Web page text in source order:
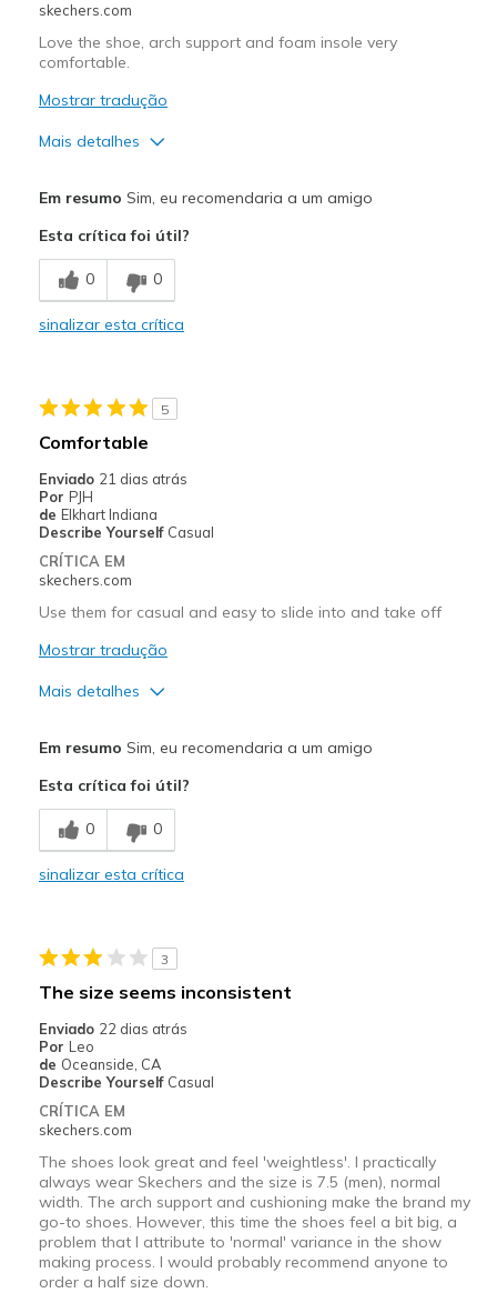
Travel
Sizing
skechers.com
Love the shoe, arch support and foam insole very
comfortable.
Mostrar tradução
Mais detalhes
Breathe Well
Comfortable
Going Out
Width
Sizing
Feels true to size
View On Shoes
Em resumo Sim, eu recomendaria a um amigo
Esta crítica foi útil?
0 0
sinalizar esta crítica
5
Comfortable
Enviado 21 dias atrás
Por PJH
de Elkhart Indiana
Describe Yourself Casual
CRÍTICA EM
skechers.com
Use them for casual and easy to slide into and take off
Mostrar tradução
Mais detalhes
Melhores utilizações
Casual Wear
View On Shoes
Shoes are for Wearing
Em resumo Sim, eu recomendaria a um amigo
Esta crítica foi útil?
0 0
sinalizar esta crítica
3
The size seems inconsistent
Enviado 22 dias atrás
Por Leo
de Oceanside, CA
Describe Yourself Casual
CRÍTICA EM
skechers.com
The shoes look great and feel 'weightless'. I practically
always wear Skechers and the size is 7.5 (men), normal
width. The arch support and cushioning make the brand my
go-to shoes. However, this time the shoes feel a bit big, a
problem that I attribute to 'normal' variance in the show
making process. I would probably recommend anyone to
order a half size down.